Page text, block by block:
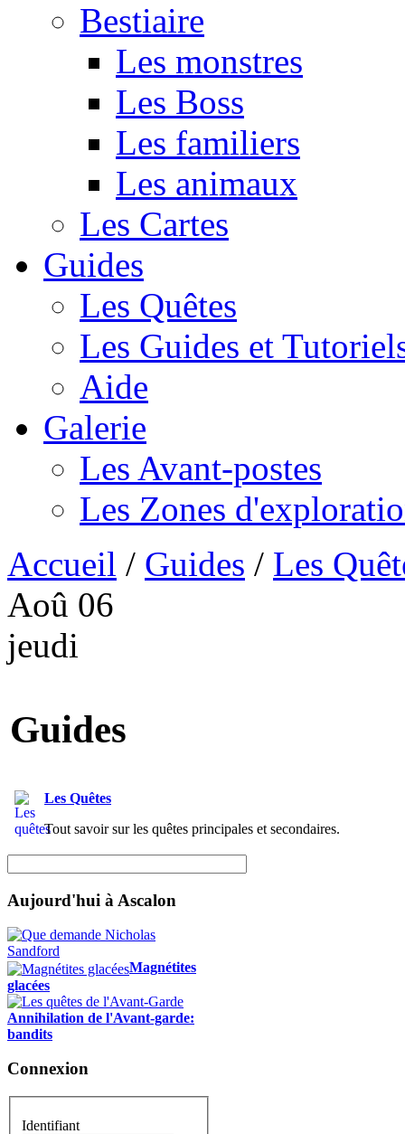
Bestiaire
Les monstres
Les Boss
Les familiers
Les animaux
Les Cartes
Guides
Les Quêtes
Les Guides et
Aide
Galerie
Les Avant-postes
Les Zones
Accueil / Guides / Les
Aoû 06
jeudi
Guides
Les Quêtes
Tout savoir sur les quêtes principales et secondaires.
Aujourd'hui à Ascalon
Magnétites
glacées
Annihilation de l'Avant-garde:
bandits
Connexion
Identifiant